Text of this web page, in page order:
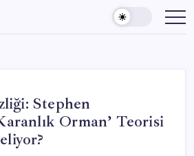
Stephen
Orman’ Teorisi